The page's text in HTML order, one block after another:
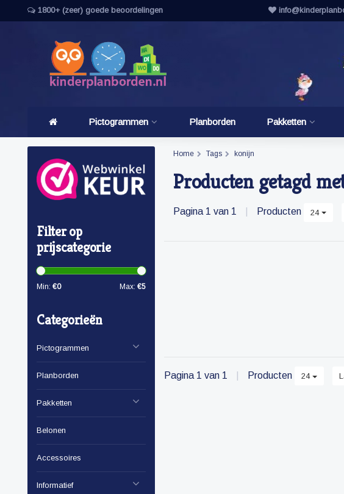
1800+ (zeer) goede beoordelingen
Pictogrammen Planborden Pakketten
Filter op
prijscategorie
Min: €0 Max: €5
Categorieën
Pictogrammen
Planborden
Pakketten
Belonen
Accessoires
Informatief
Home Tags konijn
Producten getagd
Pagina 1 van 1 Producten 24
Pagina 1 van 1 Producten 24